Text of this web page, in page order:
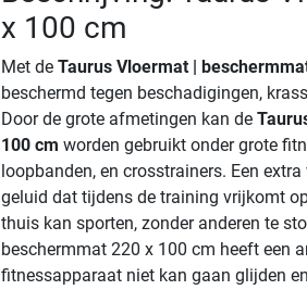
x 100 cm
Met de Taurus Vloermat |
beschermd tegen beschadigingen,
Door de grote afmetingen kan de
100 cm worden gebruikt onder grote
loopbanden, en crosstrainers. Een
geluid dat tijdens de training vrijkomt
thuis kan sporten, zonder anderen te
beschermmat 220 x 100 cm heeft een
fitnessapparaat niet kan gaan glijden